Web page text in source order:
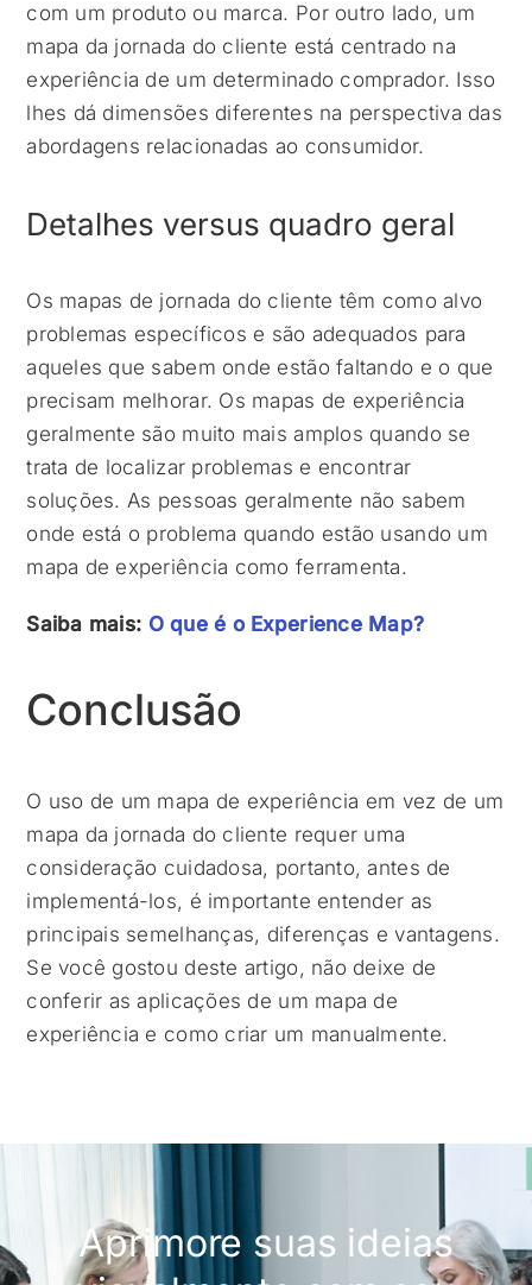
com um produto ou marca. Por outro lado, um
mapa da jornada do cliente está centrado na
experiência de um determinado comprador. Isso
lhes dá dimensões diferentes na perspectiva das
abordagens relacionadas ao consumidor.
Detalhes versus quadro geral
Os mapas de jornada do cliente têm como alvo
problemas específicos e são adequados para
aqueles que sabem onde estão faltando e o que
precisam melhorar. Os mapas de experiência
geralmente são muito mais amplos quando se
trata de localizar problemas e encontrar
soluções. As pessoas geralmente não sabem
onde está o problema quando estão usando um
mapa de experiência como ferramenta.
Saiba mais: O que é o Experience Map?
Conclusão
O uso de um mapa de experiência em vez de um
mapa da jornada do cliente requer uma
consideração cuidadosa, portanto, antes de
implementá-los, é importante entender as
principais semelhanças, diferenças e vantagens.
Se você gostou deste artigo, não deixe de
conferir as aplicações de um mapa de
experiência e como criar um manualmente.
Aprimore suas ideias